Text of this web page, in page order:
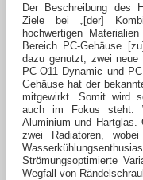
Der Beschreibung des
Ziele bei „[der]
hochwertigen
Bereich PC-Gehäuse
dazu genutzt, zwei neue
PC-O11 Dynamic und
Gehäuse hat der
mitgewirkt. Somit wird
auch im Fokus steht.
Aluminium und
zwei Radiatoren,
Strömungsoptimierte
Wegfall von